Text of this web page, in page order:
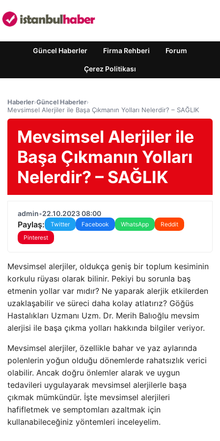
Güncel Haberler Firma Rehberi Forum
Çerez Politikası
Haberler›Güncel Haberler›
Mevsimsel Alerjiler ile Başa Çıkmanın Yolları Nelerdir? – SAĞLIK
Mevsimsel Alerjiler ile
Başa Çıkmanın Yolları
Nelerdir? – SAĞLIK
admin•22.10.2023 08:00
Paylaş: Twitter Facebook WhatsApp
Reddit
Pinterest
Mevsimsel alerjiler, oldukça geniş bir toplum kesiminin
korkulu rüyası olarak bilinir. Pekiyi bu sorunla baş
etmenin yollar var mıdır? Ne yaparak alerjik etkilerden
uzaklaşabilir ve süreci daha kolay atlatırız? Göğüs
Hastalıkları Uzmanı Uzm. Dr. Merih Balıoğlu mevsim
alerjisi ile başa çıkma yolları hakkında bilgiler veriyor.
Mevsimsel alerjiler, özellikle bahar ve yaz aylarında
polenlerin yoğun olduğu dönemlerde rahatsızlık verici
olabilir. Ancak doğru önlemler alarak ve uygun
tedavileri uygulayarak mevsimsel alerjilerle başa
çıkmak mümkündür. İşte mevsimsel alerjileri
hafifletmek ve semptomları azaltmak için
kullanabileceğiniz yöntemleri inceleyelim.